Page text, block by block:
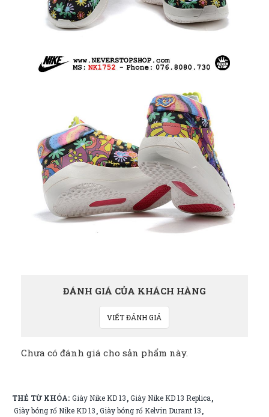
ĐÁNH GIÁ CỦA KHÁCH HÀNG
VIẾT ĐÁNH GIÁ
Chưa có đánh giá cho sản phẩm này.
THẺ TỪ KHÓA: Giày Nike KD 13,Giày Nike KD 13 Replica,
Giày bóng rổ Nike KD 13,Giày bóng rổ Kelvin Durant 13,